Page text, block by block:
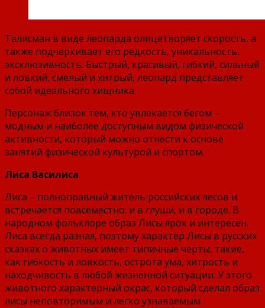
Талисман в виде леопарда олицетворяет скорость, а
также подчеркивает его редкость, уникальность,
эксклюзивность. Быстрый, красивый, гибкий, сильный
и ловкий, смелый и хитрый, леопард представляет
собой идеального хищника.
Персонаж близок тем, кто увлекается бегом –
модным и наиболее доступным видом физической
активности, который можно отнести к основе
занятий физической культурой и спортом.
Лиса Василиса
Лиса – полноправный житель российских лесов и
встречается повсеместно: и в глуши, и в городе. В
народном фольклоре образ Лисы ярок и интересен.
Лиса всегда разная, поэтому характер Лисы в русских
сказках о животных имеет типичные черты, такие,
как гибкость и ловкость, острота ума, хитрость и
находчивость в любой жизненной ситуации. У этого
животного характерный окрас, который сделал образ
лисы неповторимым и легко узнаваемым.